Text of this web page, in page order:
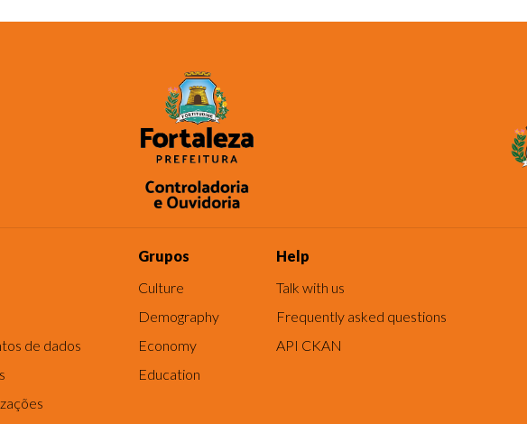
de dados
Grupos
Culture
Demography
Economy
Education
Help
Talk with us
Frequently asked questions
API CKAN